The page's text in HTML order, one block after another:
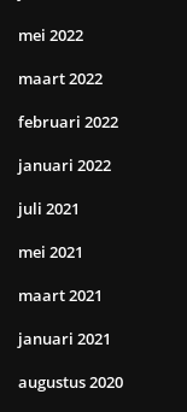
mei 2022
maart 2022
februari 2022
januari 2022
juli 2021
mei 2021
maart 2021
januari 2021
augustus 2020